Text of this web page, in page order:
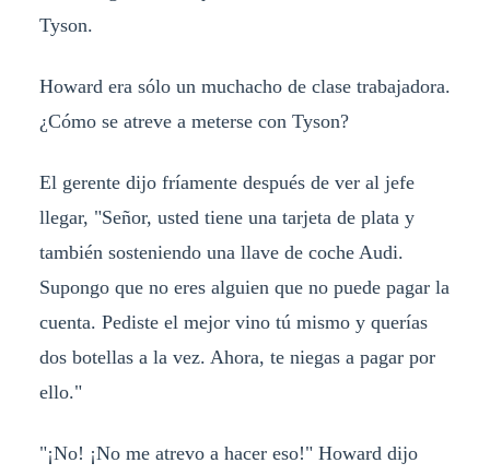
Tyson.
Howard era sólo un muchacho de clase trabajadora.
¿Cómo se atreve a meterse con Tyson?
El gerente dijo fríamente después de ver al jefe
llegar, "Señor, usted tiene una tarjeta de plata y
también sosteniendo una llave de coche Audi.
Supongo que no eres alguien que no puede pagar la
cuenta. Pediste el mejor vino tú mismo y querías
dos botellas a la vez. Ahora, te niegas a pagar por
ello."
"¡No! ¡No me atrevo a hacer eso!" Howard dijo